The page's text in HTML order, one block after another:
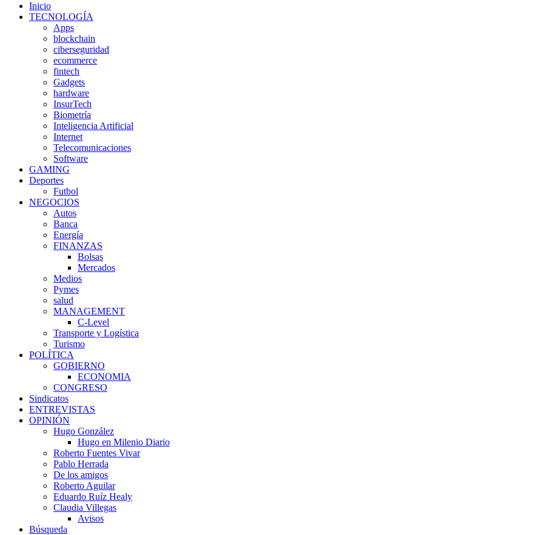
Inicio
TECNOLOGÍA
Apps
blockchain
ciberseguridad
ecommerce
fintech
Gadgets
hardware
InsurTech
Biometría
Inteligencia Artificial
Internet
Telecomunicaciones
Software
GAMING
Deportes
Futbol
NEGOCIOS
Autos
Banca
Energía
FINANZAS
Bolsas
Mercados
Medios
Pymes
salud
MANAGEMENT
C-Level
Transporte y Logística
Turismo
POLÍTICA
GOBIERNO
ECONOMIA
CONGRESO
Sindicatos
ENTREVISTAS
OPINIÓN
Hugo González
Hugo en Milenio Diario
Roberto Fuentes Vivar
Pablo Herrada
De los amigos
Roberto Aguilar
Eduardo Ruíz Healy
Claudia Villegas
Avisos
Búsqueda